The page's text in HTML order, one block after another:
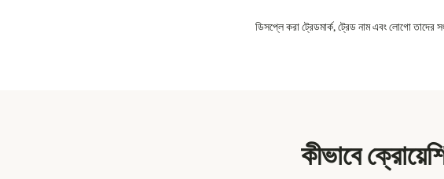
ডিসপ্লে করা ট্রেডমার্ক, ট্রেড নাম এবং লোগো তাদের
কীভাবে